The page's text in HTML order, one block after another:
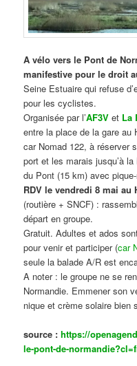
A vélo vers le Pont de
manifestive pour le droit
Seine Estuaire qui refuse
pour les cyclistes.
Organisée par l’AF3V et La
entre la place de la gare au
car Nomad 122, à réserver
port et les marais jusqu’à
du Pont (15 km) avec
RDV le vendredi 8 mai au
(routière + SNCF) :
départ en groupe.
Gratuit. Adultes et ados
pour venir et participer (car
seule la balade A/R est
A noter : le groupe ne se
Normandie. Emmener son
nique et crème solaire bien
source :https://
le-pont-de-